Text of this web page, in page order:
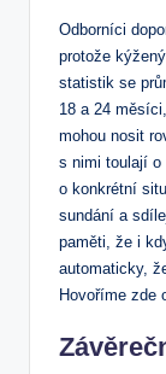
Odborníci
protože
statistik se
18 a 24
mohou nosit
s nimi toulají o
o konkrétní
sundání a
paměti, že i
automaticky,
Hovoříme zde